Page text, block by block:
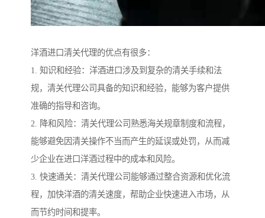
洋酒进口清关代理的优点有很多：
1. 知识和经验：洋酒进口涉及到复杂的清关手续和法
规，清关代理公司具备的知识和经验，能够为客户提供
准确的指导和咨询。
2. 降和风险：清关代理公司熟悉海关规章制度和流程，
能够避免因清关操作不当而产生的延误或处罚，从而减
少企业在进口洋酒过程中的成本和风险。
3. 快速通关：清关代理公司能够通过整合资源和优化流
程，加快洋酒的清关速度，帮助企业快速进入市场，从
而节约时间和提率。